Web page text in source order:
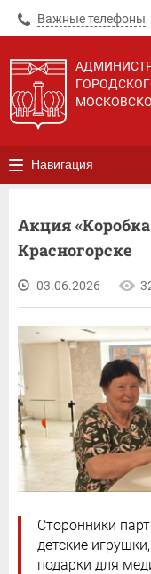
Важные телефоны
Навигация
Акция
Красногорске
03.06.2026
Сторонники
детские
подарки для